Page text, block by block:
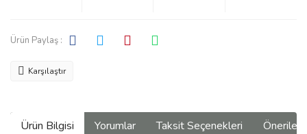
Ürün Paylaş :
Karşılaştır
Ürün Bilgisi Yorumlar Taksit Seçenekleri